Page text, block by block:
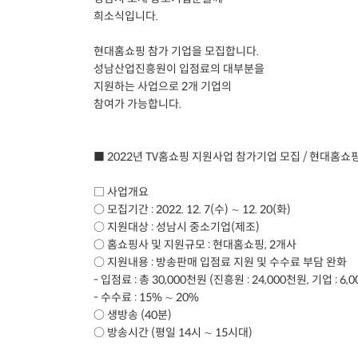
희소식입니다.
현대홈쇼핑 참가 기업을 모집합니다.
성남산업진흥원이 입점료의 대부분을
지원하는 사업으로 2개 기업의
참여가 가능합니다.
■ 2022년 TV홈쇼핑 지원사업 참가기업 모집 / 현대홈쇼
□ 사업개요
○ 모집기간 : 2022. 12. 7(수) ∼ 12. 20(화)
○ 지원대상 : 성남시 중소기업(제조)
○ 홈쇼핑사 및 지원규모 : 현대홈쇼핑, 2개사
○ 지원내용 : 방송판매 입점료 지원 및 수수료 부담 완화
- 입점료 : 총 30,000천원 (진흥원 : 24,000천원, 기업 :
- 수수료 : 15% ∼ 20%
○ 생방송 (40분)
○ 방송시간 (평일 14시 ∼ 15시대)